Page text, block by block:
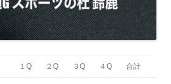
１Q ２Q ３Q ４Q 合計